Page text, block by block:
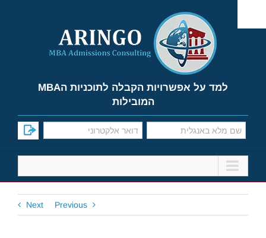
content
למד על אפשרויות הקבלה לתוכניות הMBA
המובילות
Previous
Next